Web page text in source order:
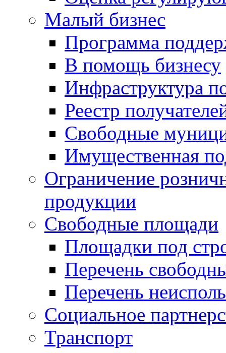
Малый бизнес
Программа
В помощь бизнесу
Инфраструктура
Реестр
Свободные
Имущественная
Ограничение
продукции
Свободные площади
Площадки под
Перечень
Перечень
Социальное
Транспорт